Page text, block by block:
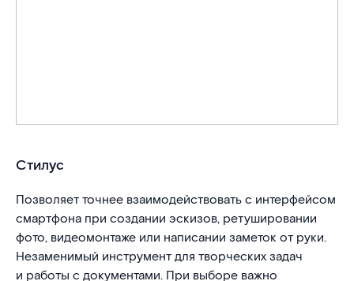
Стилус
Позволяет точнее взаимодействовать с интерфейсом
смартфона при создании эскизов, ретушировании
фото, видеомонтаже или написании заметок от руки.
Незаменимый инструмент для творческих задач
и работы с документами. При выборе важно